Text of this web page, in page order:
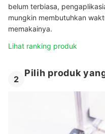
belum terbiasa,
mungkin membutuhkan
memakainya.
Lihat ranking produk
2
Pilih produk